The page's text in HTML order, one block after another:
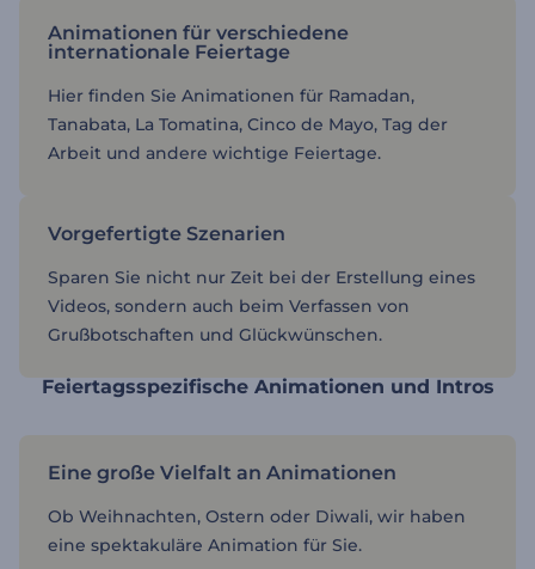
Animationen für verschiedene
internationale Feiertage
Hier finden Sie Animationen für Ramadan,
Tanabata, La Tomatina, Cinco de Mayo, Tag der
Arbeit und andere wichtige Feiertage.
Vorgefertigte Szenarien
Sparen Sie nicht nur Zeit bei der Erstellung eines
Videos, sondern auch beim Verfassen von
Grußbotschaften und Glückwünschen.
Feiertagsspezifische Animationen und Intros
Eine große Vielfalt an Animationen
Ob Weihnachten, Ostern oder Diwali, wir haben
eine spektakuläre Animation für Sie.